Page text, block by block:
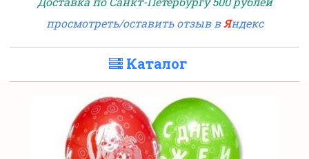
просмотреть/оставить отзыв вЯндекс
Каталог